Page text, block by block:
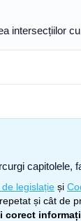
intersecțiilor
capitolele,
legislație și
și cât de
corect